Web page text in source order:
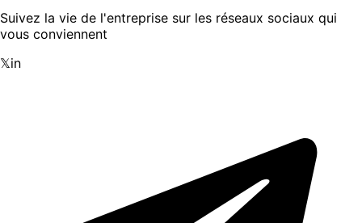
Suivez la vie de l'entreprise sur les réseaux sociaux qui
vous conviennent
𝕏in